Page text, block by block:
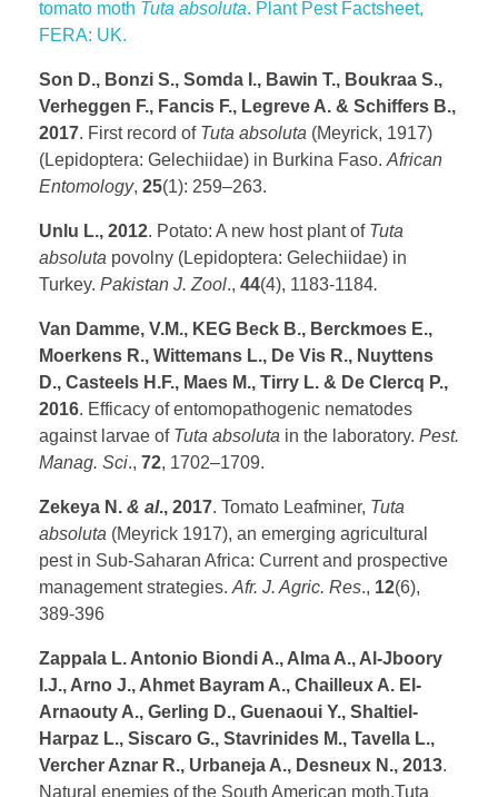
tomato moth Tuta absoluta. Plant Pest Factsheet,
FERA: UK.
Son D., Bonzi S., Somda I., Bawin T., Boukraa S.,
Verheggen F., Fancis F., Legreve A. & Schiffers B.,
2017. First record of Tuta absoluta (Meyrick, 1917)
(Lepidoptera: Gelechiidae) in Burkina Faso. African
Entomology, 25(1): 259–263.
Unlu L., 2012. Potato: A new host plant of Tuta
absoluta povolny (Lepidoptera: Gelechiidae) in
Turkey. Pakistan J. Zool., 44(4), 1183-1184.
Van Damme, V.M., KEG Beck B., Berckmoes E.,
Moerkens R., Wittemans L., De Vis R., Nuyttens
D., Casteels H.F., Maes M., Tirry L. & De Clercq P.,
2016. Efficacy of entomopathogenic nematodes
against larvae of Tuta absoluta in the laboratory. Pest.
Manag. Sci., 72, 1702–1709.
Zekeya N. & al., 2017. Tomato Leafminer, Tuta
absoluta (Meyrick 1917), an emerging agricultural
pest in Sub-Saharan Africa: Current and prospective
management strategies. Afr. J. Agric. Res., 12(6),
389-396
Zappala L. Antonio Biondi A., Alma A., Al-Jboory
I.J., Arno J., Ahmet Bayram A., Chailleux A. El-
Arnaouty A., Gerling D., Guenaoui Y., Shaltiel-
Harpaz L., Siscaro G., Stavrinides M., Tavella L.,
Vercher Aznar R., Urbaneja A., Desneux N., 2013.
Natural enemies of the South American moth,Tuta